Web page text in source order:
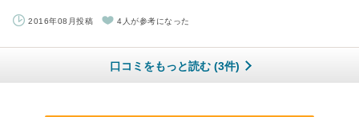
2016年08月投稿 4人が参考になった
口コミをもっと読む (3件)